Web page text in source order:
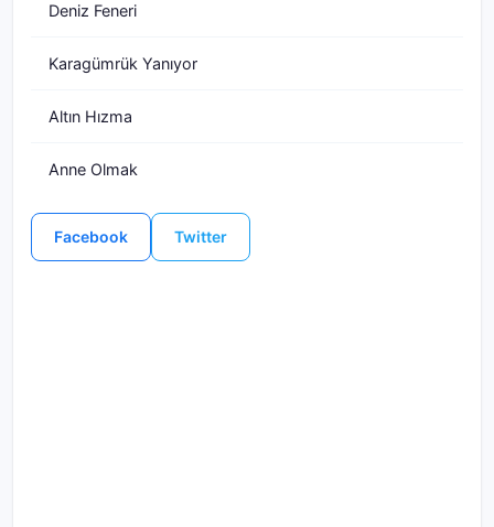
Deniz Feneri
Karagümrük Yanıyor
Altın Hızma
Anne Olmak
Facebook Twitter